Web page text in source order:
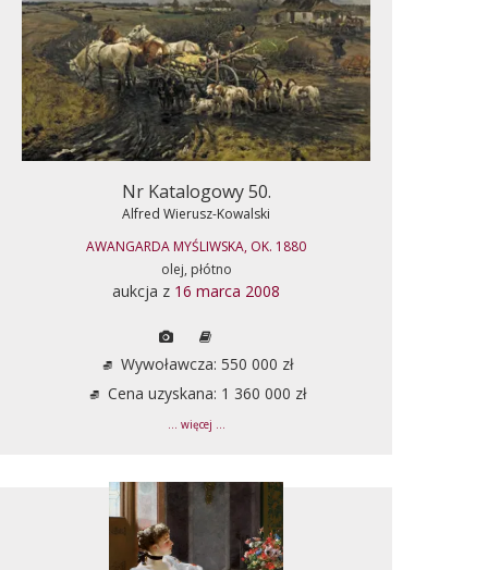
Nr Katalogowy 50.
Alfred Wierusz-Kowalski
AWANGARDA MYŚLIWSKA, OK. 1880
olej, płótno
aukcja z 16 marca 2008
Wywoławcza: 550 000 zł
Cena uzyskana: 1 360 000 zł
... więcej ...